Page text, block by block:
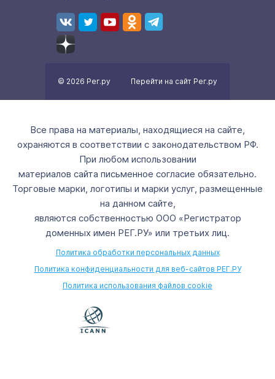
© 2026 Рег.ру Перейти на сайт Рег.ру
Все права на материалы, находящиеся на сайте,
охраняются в соответствии с законодательством РФ.
При любом использовании
материалов сайта письменное согласие обязательно.
Торговые марки, логотипы и марки услуг, размещенные
на данном сайте,
являются собственностью ООО «Регистратор
доменных имен РЕГ.РУ» или третьих лиц.
Политика обработки персональных данных
Политика конфиденциальности для веб-сайтов РЕГ.РУ
Политика использования файлов cookie